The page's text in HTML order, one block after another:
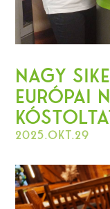
Nagy
Európai
2025.okt.29